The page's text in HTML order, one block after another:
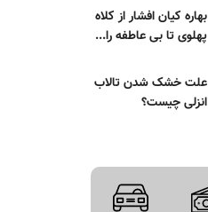
بهاره کیان افشار از کلاه
پهلوی تا بی عاطفه را...
علت خشک شدن تالاب
انزلی چیست؟